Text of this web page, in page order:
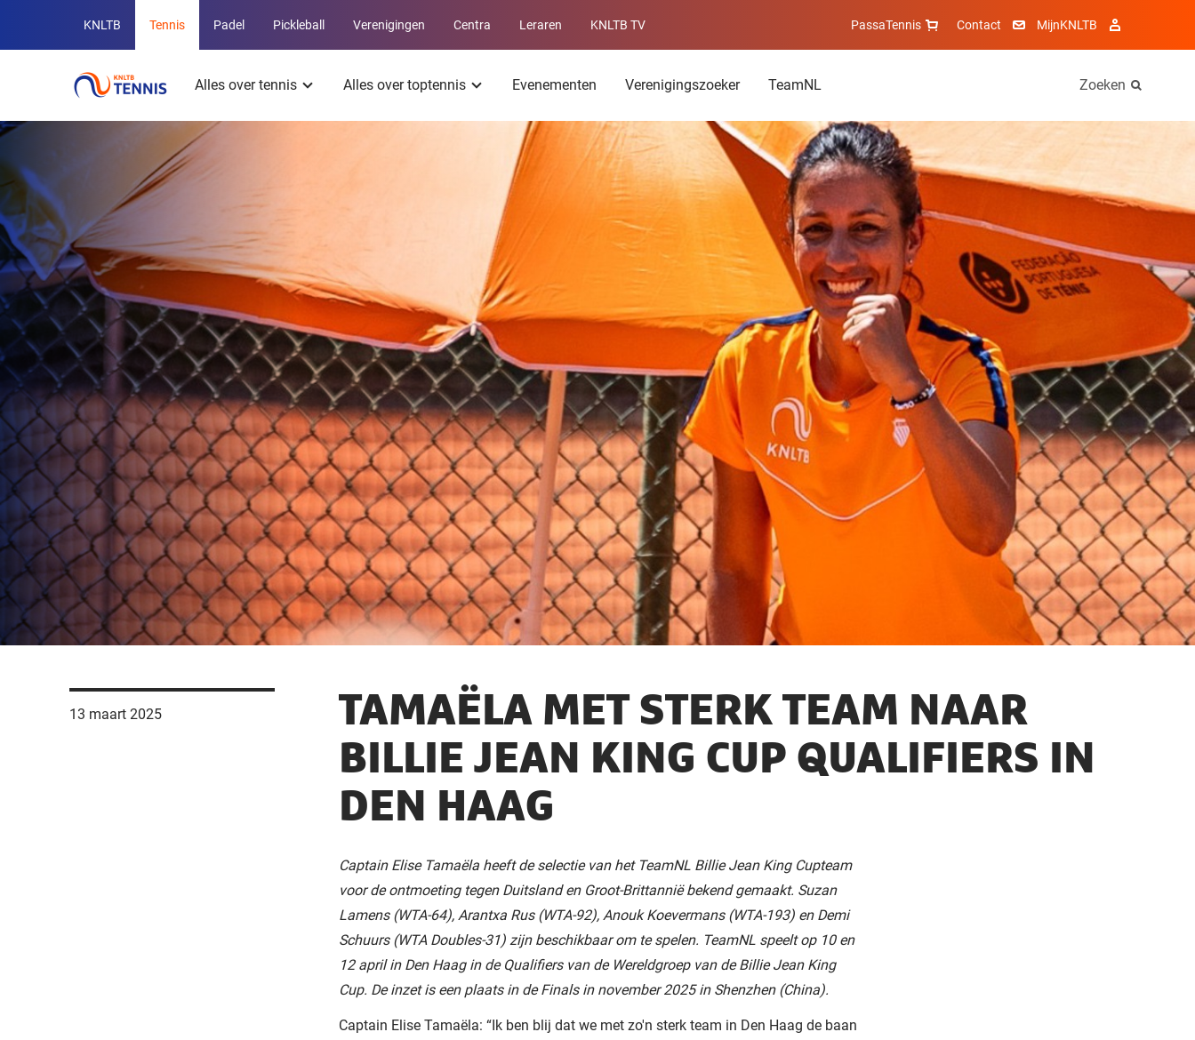
Overige
KNLTB
websites
KNLTB Tennis Padel Pickleball Verenigingen Centra Leraren KNLTB TV PassaTennis Contact MijnKNLTB
Alles over tennis Alles over toptennis Evenementen Verenigingszoeker TeamNL Zoeken
13 maart 2025
TAMAËLA MET STERK TEAM NAAR
BILLIE JEAN KING CUP QUALIFIERS IN
DEN HAAG
Captain Elise Tamaëla heeft de selectie van het TeamNL Billie Jean King Cupteam
voor de ontmoeting tegen Duitsland en Groot-Brittannië bekend gemaakt. Suzan
Lamens (WTA-64), Arantxa Rus (WTA-92), Anouk Koevermans (WTA-193) en Demi
Schuurs (WTA Doubles-31) zijn beschikbaar om te spelen. TeamNL speelt op 10 en
12 april in Den Haag in de Qualifiers van de Wereldgroep van de Billie Jean King
Cup. De inzet is een plaats in de Finals in november 2025 in Shenzhen (China).
Captain Elise Tamaëla: “Ik ben blij dat we met zo'n sterk team in Den Haag de baan